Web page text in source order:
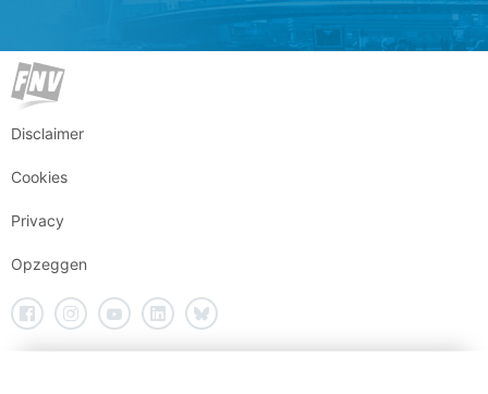
Disclaimer
Cookies
Privacy
Opzeggen